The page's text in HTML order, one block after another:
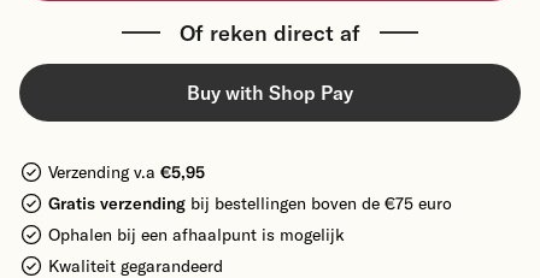
Of reken direct af
Buy with Shop Pay
Verzending v.a €5,95
Gratis verzending bij bestellingen boven de €75 euro
Ophalen bij een afhaalpunt is mogelijk
Kwaliteit gegarandeerd